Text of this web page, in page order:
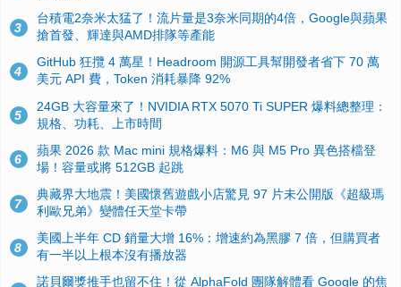
3
台積電2奈米太猛了！流片量是3奈米同期的4倍，Google與蘋果
搶首發、輝達與AMD排隊等產能
4
GitHub 狂攬 4 萬星！Headroom 開源工具幫開發者省下 70 萬
美元 API 費，Token 消耗暴降 92%
5
24GB 大容量來了！NVIDIA RTX 5070 Ti SUPER 爆料總整理：
規格、功耗、上市時間
6
蘋果 2026 款 Mac mini 規格爆料：M6 與 M5 Pro 異色搭檔登
場！容量或將 512GB 起跳
7
典藏界大地震！美國懷舊遊戲小店驚見 97 片未公開版《超級瑪
利歐兄弟》變體任天堂卡帶
8
美國上半年 CD 銷量大增 16%：增速約為黑膠 7 倍，但購買者
有一半以上根本沒有播放器
諾貝爾獎推手也留不住！從 AlphaFold 團隊解體看 Google 的焦